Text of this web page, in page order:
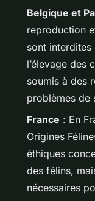
Belgique et
reproduction
sont interdites
l’élevage des
soumis à des
problèmes de
France : En
Origines
éthiques
des félins,
nécessaires